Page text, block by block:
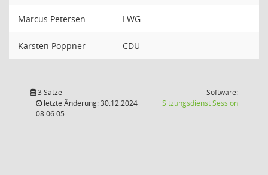
Marcus Petersen LWG
Karsten Poppner CDU
3 Sätze
letzte Änderung: 30.12.2024
08:06:05
Software:
SitzungsdienstSession(Wird in